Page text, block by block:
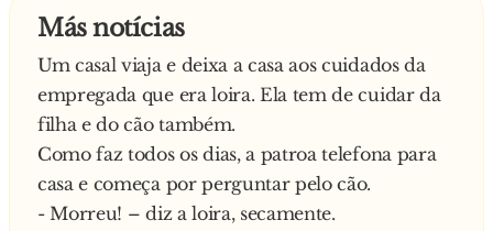
- Olha, eu conseguir até consigo… Mas para isso
ele tem que ter licenciatura, mestrado,
doutoramento e ser fluente em pelo menos três
línguas…
Más notícias
Um casal viaja e deixa a casa aos cuidados da
empregada que era loira. Ela tem de cuidar da
filha e do cão também.
Como faz todos os dias, a patroa telefona para
casa e começa por perguntar pelo cão.
- Morreu! – diz a loira, secamente.